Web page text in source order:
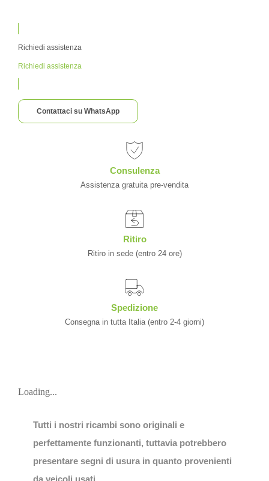
Richiedi assistenza
Richiedi assistenza
Contattaci su WhatsApp
Consulenza
Assistenza gratuita pre-vendita
Ritiro
Ritiro in sede (entro 24 ore)
Spedizione
Consegna in tutta Italia (entro 2-4 giorni)
Loading...
Tutti i nostri ricambi sono originali e
perfettamente funzionanti, tuttavia potrebbero
presentare segni di usura in quanto provenienti
da veicoli usati.